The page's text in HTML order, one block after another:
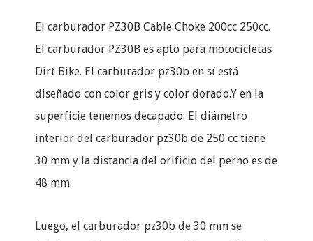
El carburador PZ30B Cable Choke 200cc 250cc.
El carburador PZ30B es apto para motocicletas
Dirt Bike. El carburador pz30b en sí está
diseñado con color gris y color dorado.Y en la
superficie tenemos decapado. El diámetro
interior del carburador pz30b de 250 cc tiene
30 mm y la distancia del orificio del perno es de
48 mm.
Luego, el carburador pz30b de 30 mm se